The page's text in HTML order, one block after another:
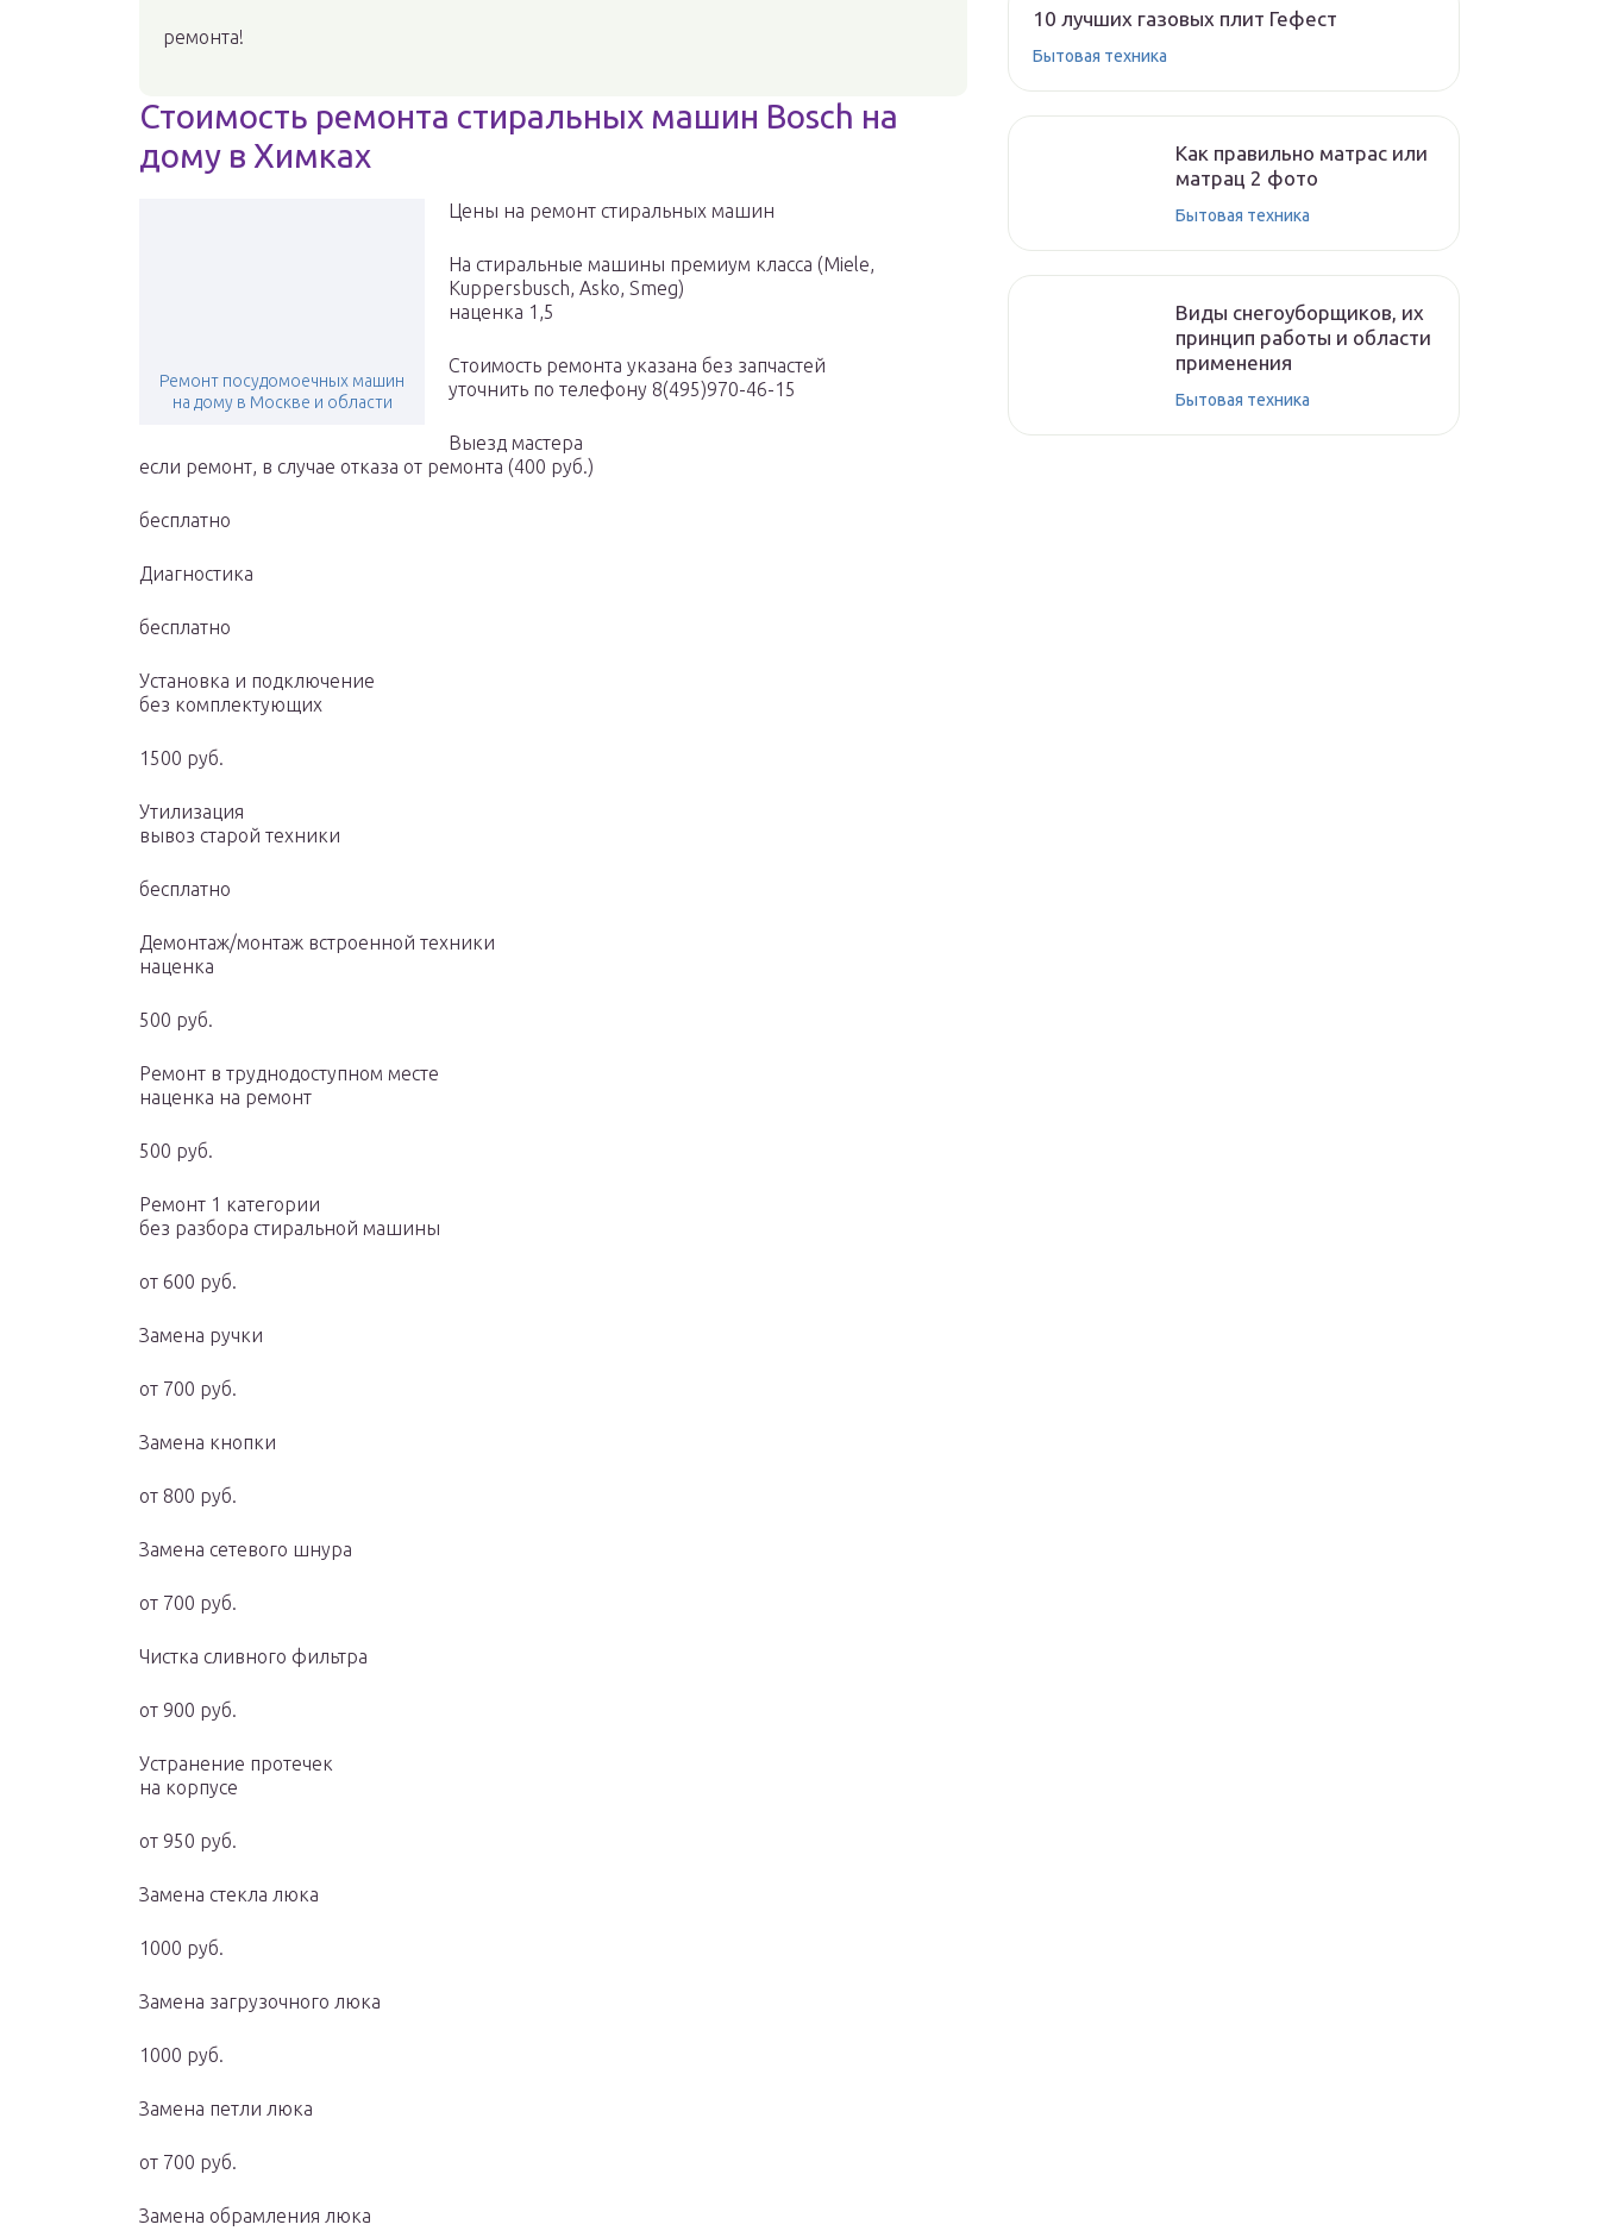
ремонта!
Стоимость ремонта стиральных машин Bosch на
дому в Химках
Ремонт посудомоечных машин
на дому в Москве и области
Цены на ремонт стиральных машин
На стиральные машины премиум класса (Miele,
Kuppersbusch, Asko, Smeg)
наценка 1,5
Стоимость ремонта указана без запчастей
уточнить по телефону 8(495)970-46-15
Выезд мастера
если ремонт, в случае отказа от ремонта (400 руб.)
бесплатно
Диагностика
бесплатно
Установка и подключение
без комплектующих
1500 руб.
Утилизация
вывоз старой техники
бесплатно
Демонтаж/монтаж встроенной техники
наценка
500 руб.
Ремонт в труднодоступном месте
наценка на ремонт
500 руб.
Ремонт 1 категории
без разбора стиральной машины
от 600 руб.
Замена ручки
от 700 руб.
Замена кнопки
от 800 руб.
Замена сетевого шнура
от 700 руб.
Чистка сливного фильтра
от 900 руб.
Устранение протечек
на корпусе
от 950 руб.
Замена стекла люка
1000 руб.
Замена загрузочного люка
1000 руб.
Замена петли люка
от 700 руб.
Замена обрамления люка
10 лучших газовых плит Гефест
Бытовая техника
Как правильно матрас или
матрац 2 фото
Бытовая техника
Виды снегоуборщиков, их
принцип работы и области
применения
Бытовая техника